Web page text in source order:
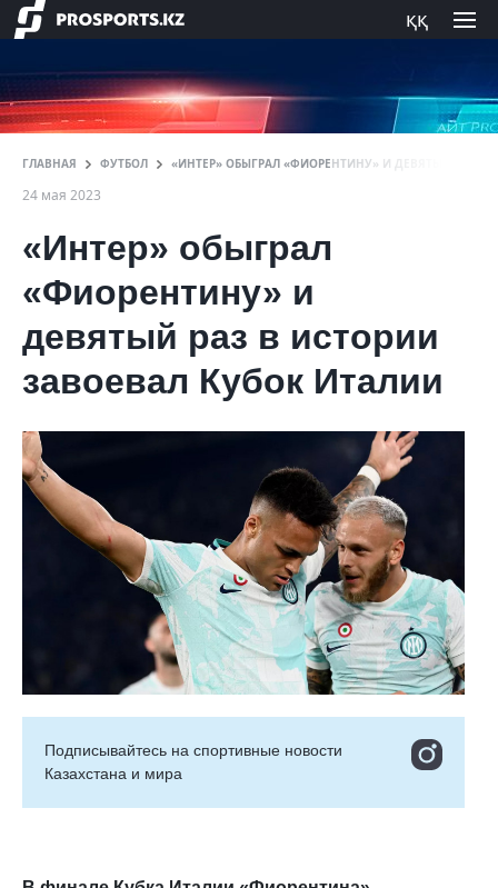
ққ
ГЛАВНАЯ ФУТБОЛ «ИНТЕР» ОБЫГРАЛ «ФИОРЕНТИНУ» И ДЕВЯТЫЙ РАЗ В
24 мая 2023
«Интер» обыграл
«Фиорентину» и
девятый раз в истории
завоевал Кубок Италии
Подписывайтесь на cпортивные новости
Казахстана и мира